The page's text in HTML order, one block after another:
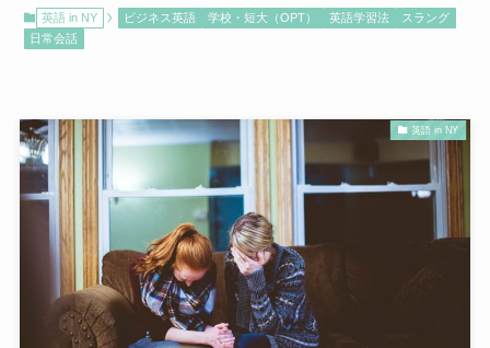
英語 in NY ビジネス英語 学校・短大（OPT） 英語学習法
スラング
日常会話
英語 in NY